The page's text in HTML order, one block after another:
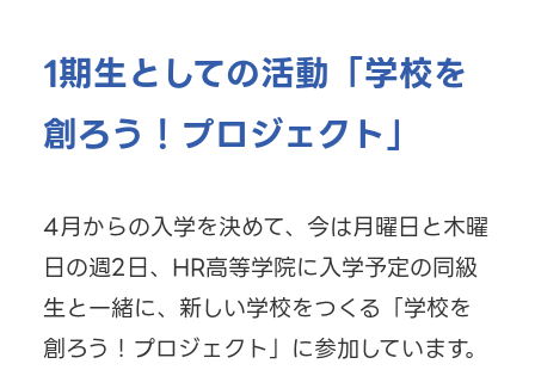
1期生としての活動「学校を
創ろう！プロジェクト」
4月からの入学を決めて、今は月曜日と木曜
日の週2日、HR高等学院に入学予定の同級
生と一緒に、新しい学校をつくる「学校を
創ろう！プロジェクト」に参加しています。